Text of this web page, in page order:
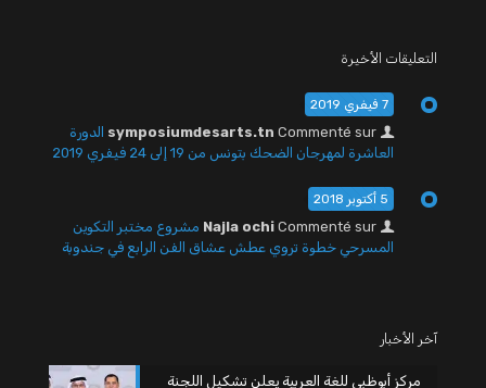
التعليقات الأخيرة
7 فيفري 2019
symposiumdesarts.tn Commenté sur
الدورة
العاشرة لمهرجان الضحك بتونس من 19 إلى 24 فيفري 2019
5 أكتوبر 2018
Najla ochi Commenté sur
مشروع مختبر التكوين
المسرحي خطوة تروي عطش عشاق الفن الرابع في جندوبة
آخر الأخبار
مركز أبوظبي للغة العربية يعلن تشكيل اللجنة